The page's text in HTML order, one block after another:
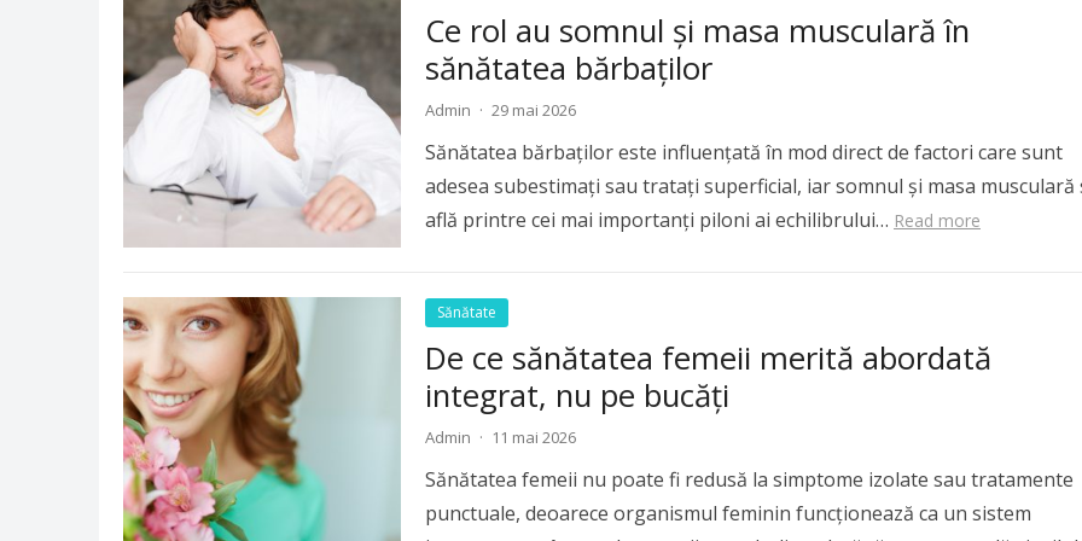
Ce rol au somnul și masa musculară în
sănătatea bărbaților
Admin · 29 mai 2026
Sănătatea bărbaților este influențată în mod direct de factori care sunt
adesea subestimați sau tratați superficial, iar somnul și masa musculară
află printre cei mai importanți piloni ai echilibrului… Read more
Sănătate
De ce sănătatea femeii merită abordată
integrat, nu pe bucăți
Admin · 11 mai 2026
Sănătatea femeii nu poate fi redusă la simptome izolate sau tratamente
punctuale, deoarece organismul feminin funcționează ca un sistem